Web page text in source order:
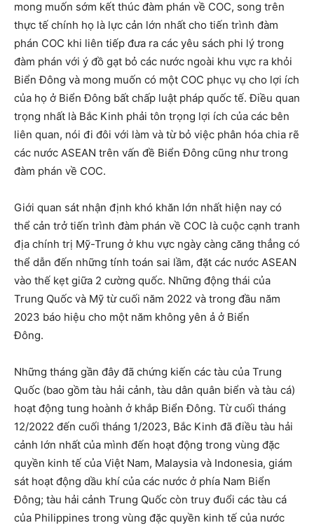
mong muốn sớm kết thúc đàm phán về COC, song trên
thực tế chính họ là lực cản lớn nhất cho tiến trình đàm
phán COC khi liên tiếp đưa ra các yêu sách phi lý trong
đàm phán với ý đồ gạt bỏ các nước ngoài khu vực ra khỏi
Biển Đông và mong muốn có một COC phục vụ cho lợi ích
của họ ở Biển Đông bất chấp luật pháp quốc tế. Điều quan
trọng nhất là Bắc Kinh phải tôn trọng lợi ích của các bên
liên quan, nói đi đôi với làm và từ bỏ việc phân hóa chia rẽ
các nước ASEAN trên vấn đề Biển Đông cũng như trong
đàm phán về COC.
Giới quan sát nhận định khó khăn lớn nhất hiện nay có
thể cản trở tiến trình đàm phán về COC là cuộc cạnh tranh
địa chính trị Mỹ-Trung ở khu vực ngày càng căng thẳng có
thể dẫn đến những tính toán sai lầm, đặt các nước ASEAN
vào thế kẹt giữa 2 cường quốc. Những động thái của
Trung Quốc và Mỹ từ cuối năm 2022 và trong đầu năm
2023 báo hiệu cho một năm không yên ả ở Biển
Đông.
Những tháng gần đây đã chứng kiến các tàu của Trung
Quốc (bao gồm tàu hải cảnh, tàu dân quân biển và tàu cá)
hoạt động tung hoành ở khắp Biển Đông. Từ cuối tháng
12/2022 đến cuối tháng 1/2023, Bắc Kinh đã điều tàu hải
cảnh lớn nhất của mình đến hoạt động trong vùng đặc
quyền kinh tế của Việt Nam, Malaysia và Indonesia, giám
sát hoạt động dầu khí của các nước ở phía Nam Biển
Đông; tàu hải cảnh Trung Quốc còn truy đuổi các tàu cá
của Philippines trong vùng đặc quyền kinh tế của nước